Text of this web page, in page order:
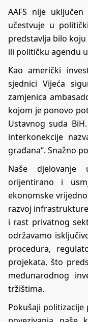
AAFS nije
učestvuje u
predstavlja bilo
ili političku agendu
Kao američki
sjednici Vijeća
zamjenica
kojom je ponovo
Ustavnog suda
interkonekcije
građana“. Snažno
Naše
orijentirano i
ekonomske
razvoj
i rast privatnog
održavamo
procedura,
projekata, što
međunarodnog
tržištima.
Pokušaji